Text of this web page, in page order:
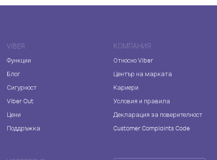
VIBER
Функции
Блог
Сигурност
Viber Out
Цени
Поддръжка
КОМПАНИЯ
Относно Viber
Център на марката
Кариери
Условия и правила
Декларация за поверителност
Customer Complaints Code